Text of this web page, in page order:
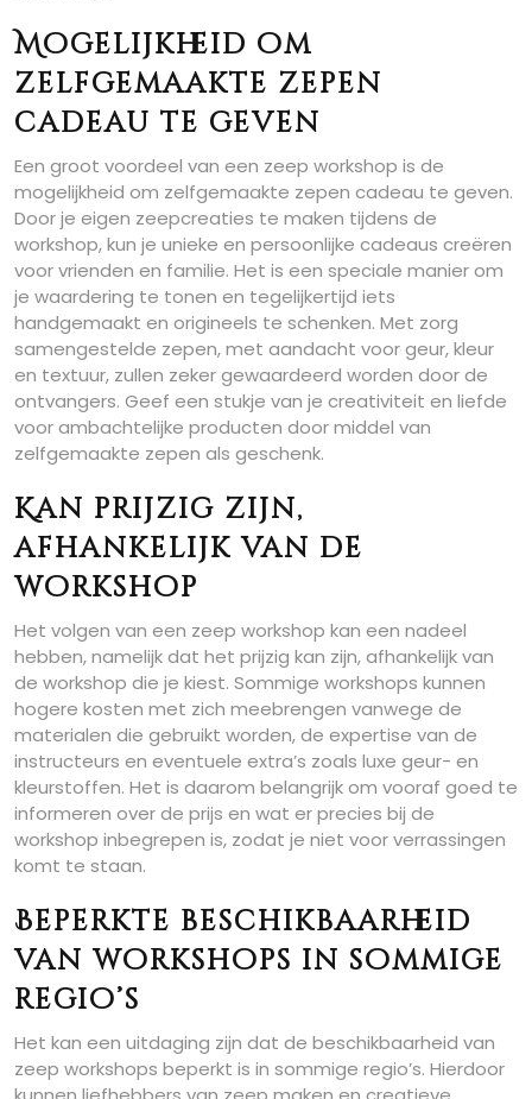
Mogelijkheid om
zelfgemaakte zepen
cadeau te geven
Een groot voordeel van een zeep workshop is de
mogelijkheid om zelfgemaakte zepen cadeau te geven.
Door je eigen zeepcreaties te maken tijdens de
workshop, kun je unieke en persoonlijke cadeaus creëren
voor vrienden en familie. Het is een speciale manier om
je waardering te tonen en tegelijkertijd iets
handgemaakt en origineels te schenken. Met zorg
samengestelde zepen, met aandacht voor geur, kleur
en textuur, zullen zeker gewaardeerd worden door de
ontvangers. Geef een stukje van je creativiteit en liefde
voor ambachtelijke producten door middel van
zelfgemaakte zepen als geschenk.
Kan prijzig zijn,
afhankelijk van de
workshop
Het volgen van een zeep workshop kan een nadeel
hebben, namelijk dat het prijzig kan zijn, afhankelijk van
de workshop die je kiest. Sommige workshops kunnen
hogere kosten met zich meebrengen vanwege de
materialen die gebruikt worden, de expertise van de
instructeurs en eventuele extra’s zoals luxe geur- en
kleurstoffen. Het is daarom belangrijk om vooraf goed te
informeren over de prijs en wat er precies bij de
workshop inbegrepen is, zodat je niet voor verrassingen
komt te staan.
Beperkte beschikbaarheid
van workshops in sommige
regio’s
Het kan een uitdaging zijn dat de beschikbaarheid van
zeep workshops beperkt is in sommige regio’s. Hierdoor